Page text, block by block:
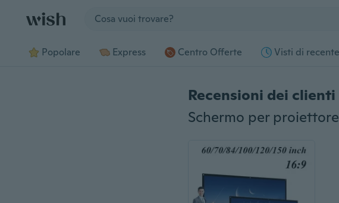
Popolare Express Centro Offerte Visti di recente
Recensioni dei clienti